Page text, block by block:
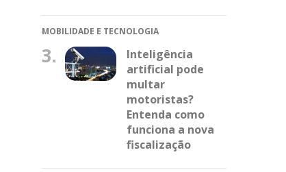
MOBILIDADE E TECNOLOGIA
3.
Inteligência
artificial pode
multar
motoristas?
Entenda como
funciona a nova
fiscalização